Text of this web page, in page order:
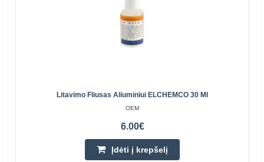
Litavimo pasta AG 40g
Litavimo pasta AG 40gSpecifikacijos:Tankis: 80°C
~0.95g/cm3Spalva: gintarinėDarbinė temperatūra: 50-
200°CTirpumas vandenyje: netirpstaGamintojas: AG
Litavimo Fliusas Aliuminiui ELCHEMCO 30 Ml
OEM
6.00€
Įdėti į krepšelį